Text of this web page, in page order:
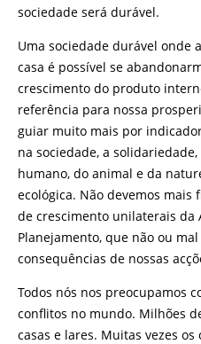
sociedade será durável.
Uma sociedade durável onde
casa é possível se
crescimento do produto
referência para nossa
guiar muito mais por
na sociedade, a
humano, do animal e da
ecológica. Não devemos mais
de crescimento unilaterais da
Planejamento, que não ou
consequências de nossas
Todos nós nos preocupamos
conflitos no mundo. Milhões
casas e lares. Muitas vezes